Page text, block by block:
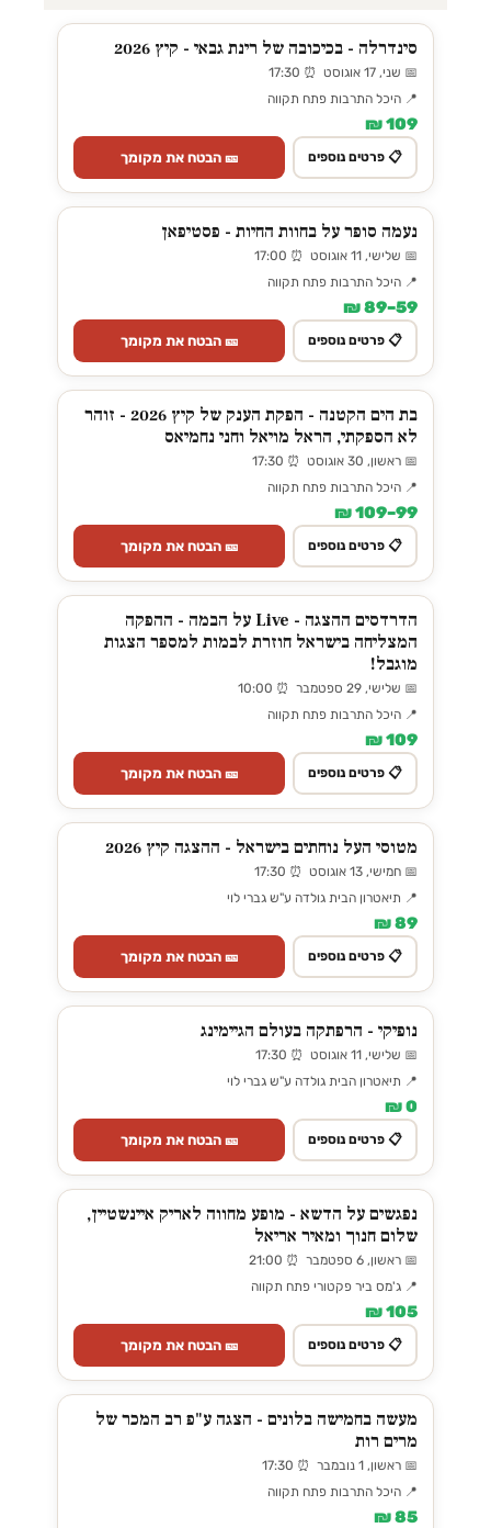
סינדרלה - בכיכובה של רינת גבאי - קיץ 2026
📅 שני, 17 אוגוסט ⏰ 17:30
📍 היכל התרבות פתח תקווה
109 ₪
📋 פרטים נוספים 🎫 הבטח את מקומך
נעמה סופר על בחוות החיות - פסטיפאן
📅 שלישי, 11 אוגוסט ⏰ 17:00
📍 היכל התרבות פתח תקווה
59–89 ₪
📋 פרטים נוספים 🎫 הבטח את מקומך
בת הים הקטנה - הפקת הענק של קיץ 2026 - זוהר
לא הספקתי, הראל מויאל וחני נחמיאס
📅 ראשון, 30 אוגוסט ⏰ 17:30
📍 היכל התרבות פתח תקווה
99–109 ₪
📋 פרטים נוספים 🎫 הבטח את מקומך
הדרדסים ההצגה - Live על הבמה - ההפקה
המצליחה בישראל חוזרת לבמות למספר הצגות
מוגבל!
📅 שלישי, 29 ספטמבר ⏰ 10:00
📍 היכל התרבות פתח תקווה
109 ₪
📋 פרטים נוספים 🎫 הבטח את מקומך
מטוסי העל נוחתים בישראל - ההצגה קיץ 2026
📅 חמישי, 13 אוגוסט ⏰ 17:30
📍 תיאטרון הבית גולדה ע"ש גברי לוי
89 ₪
📋 פרטים נוספים 🎫 הבטח את מקומך
נופיקי - הרפתקה בעולם הגיימינג
📅 שלישי, 11 אוגוסט ⏰ 17:30
📍 תיאטרון הבית גולדה ע"ש גברי לוי
0 ₪
📋 פרטים נוספים 🎫 הבטח את מקומך
נפגשים על הדשא - מופע מחווה לאריק איינשטיין,
שלום חנוך ומאיר אריאל
📅 ראשון, 6 ספטמבר ⏰ 21:00
📍 ג'מס ביר פקטורי פתח תקווה
105 ₪
📋 פרטים נוספים 🎫 הבטח את מקומך
מעשה בחמישה בלונים - הצגה ע"פ רב המכר של
מרים רות
📅 ראשון, 1 נובמבר ⏰ 17:30
📍 היכל התרבות פתח תקווה
85 ₪